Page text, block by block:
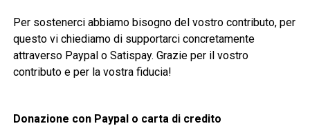
Per sostenerci abbiamo bisogno del vostro contributo, per
questo vi chiediamo di supportarci concretamente
attraverso Paypal o Satispay. Grazie per il vostro
contributo e per la vostra fiducia!
Donazione con Paypal o carta di credito